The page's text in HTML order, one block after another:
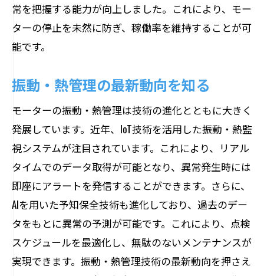
常を把握する能力が向上しました。これにより、モー
ターの停止を未然に防ぎ、稼働率を維持することが可
能です。
振動・熱管理の最新動向を知る
モーターの振動・熱管理は技術の進化とともに大きく
発展しています。近年、IoT技術を活用した振動・熱監
視システムが注目されています。これにより、リアル
タイムでのデータ取得が可能となり、異常発生時には
即座にアラートを発信することができます。さらに、
AIを用いた予知保全技術も進化しており、過去のデー
タをもとに異常の予測が可能です。これにより、点検
スケジュールを最適化し、無駄のないメンテナンスが
実現できます。振動・熱管理技術の最新動向を押さえ